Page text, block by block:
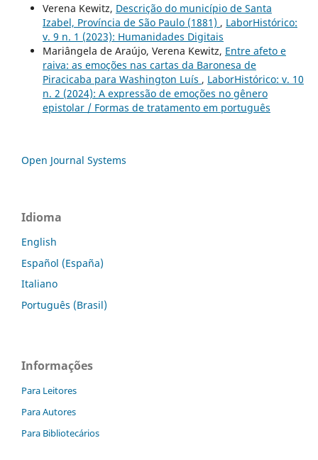
Verena Kewitz, Descrição do município de Santa
Izabel, Província de São Paulo (1881) , LaborHistórico:
v. 9 n. 1 (2023): Humanidades Digitais
Mariângela de Araújo, Verena Kewitz, Entre afeto e
raiva: as emoções nas cartas da Baronesa de
Piracicaba para Washington Luís , LaborHistórico: v. 10
n. 2 (2024): A expressão de emoções no gênero
epistolar / Formas de tratamento em português
Open Journal Systems
Idioma
English
Español (España)
Italiano
Português (Brasil)
Informações
Para Leitores
Para Autores
Para Bibliotecários